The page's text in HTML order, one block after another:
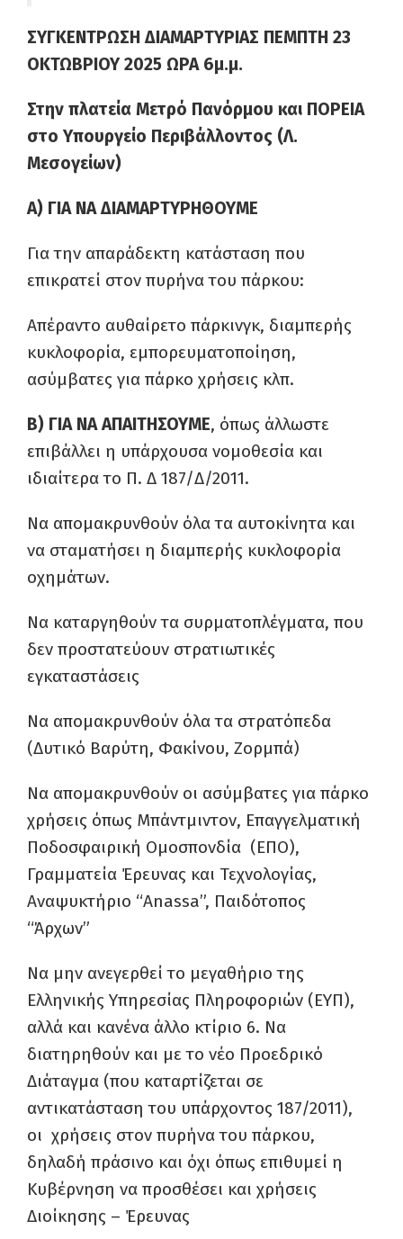
ΣΥΓΚΕΝΤΡΩΣΗ ΔΙΑΜΑΡΤΥΡΙΑΣ ΠΕΜΠΤΗ 23
ΟΚΤΩΒΡΙΟΥ 2025 ΩΡΑ 6μ.μ.
Στην πλατεία Μετρό Πανόρμου και ΠΟΡΕΙΑ
στο Υπουργείο Περιβάλλοντος (Λ.
Μεσογείων)
Α) ΓΙΑ ΝΑ ΔΙΑΜΑΡΤΥΡΗΘΟΥΜΕ
Για την απαράδεκτη κατάσταση που
επικρατεί στον πυρήνα του πάρκου:
Απέραντο αυθαίρετο πάρκινγκ, διαμπερής
κυκλοφορία, εμπορευματοποίηση,
ασύμβατες για πάρκο χρήσεις κλπ.
Β) ΓΙΑ ΝΑ ΑΠΑΙΤΗΣΟΥΜΕ, όπως άλλωστε
επιβάλλει η υπάρχουσα νομοθεσία και
ιδιαίτερα το Π. Δ 187/Δ/2011.
Να απομακρυνθούν όλα τα αυτοκίνητα και
να σταματήσει η διαμπερής κυκλοφορία
οχημάτων.
Να καταργηθούν τα συρματοπλέγματα, που
δεν προστατεύουν στρατιωτικές
εγκαταστάσεις
Να απομακρυνθούν όλα τα στρατόπεδα
(Δυτικό Βαρύτη, Φακίνου, Ζορμπά)
Να απομακρυνθούν οι ασύμβατες για πάρκο
χρήσεις όπως Μπάντμιντον, Επαγγελματική
Ποδοσφαιρική Ομοσπονδία (ΕΠΟ),
Γραμματεία Έρευνας και Τεχνολογίας,
Αναψυκτήριο “Anassa”, Παιδότοπος
“Άρχων”
Να μην ανεγερθεί το μεγαθήριο της
Ελληνικής Υπηρεσίας Πληροφοριών (ΕΥΠ),
αλλά και κανένα άλλο κτίριο 6. Να
διατηρηθούν και με το νέο Προεδρικό
Διάταγμα (που καταρτίζεται σε
αντικατάσταση του υπάρχοντος 187/2011),
οι χρήσεις στον πυρήνα του πάρκου,
δηλαδή πράσινο και όχι όπως επιθυμεί η
Κυβέρνηση να προσθέσει και χρήσεις
Διοίκησης – Έρευνας